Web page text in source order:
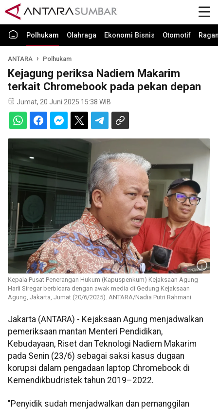
Polhukam Olahraga Ekonomi Bisnis Otomotif
ANTARA Polhukam
Kejagung periksa Nadiem Makarim
terkait Chromebook pada pekan depan
Jumat, 20 Juni 2025 15:38 WIB
Kepala Pusat Penerangan Hukum (Kapuspenkum) Kejaksaan Agung
Harli Siregar berbicara dengan awak media di Gedung Kejaksaan
Agung, Jakarta, Jumat (20/6/2025). ANTARA/Nadia Putri Rahmani
Jakarta (ANTARA) - Kejaksaan Agung menjadwalkan
pemeriksaan mantan Menteri Pendidikan,
Kebudayaan, Riset dan Teknologi Nadiem Makarim
pada Senin (23/6) sebagai saksi kasus dugaan
korupsi dalam pengadaan laptop Chromebook di
Kemendikbudristek tahun 2019–2022.
"Penyidik sudah menjadwalkan dan pemanggilan